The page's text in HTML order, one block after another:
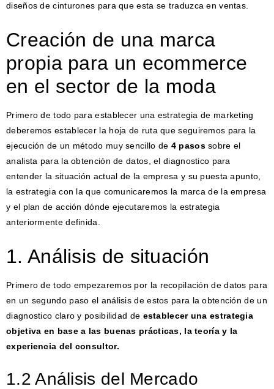
diseños de cinturones para que esta se traduzca en ventas.
Creación de una marca
propia para un ecommerce
en el sector de la moda
Primero de todo para establecer una estrategia de marketing
deberemos establecer la hoja de ruta que seguiremos para la
ejecución de un método muy sencillo de 4 pasossobre el
analista para la obtención de datos, el diagnostico para
entender la situación actual de la empresa y su puesta apunto,
la estrategia con la que comunicaremos la marca de la empresa
y el plan de acción dónde ejecutaremos la estrategia
anteriormente definida.
1. Análisis de situación
Primero de todo empezaremos por la recopilación de datos para
en un segundo paso el análisis de estos para la obtención de un
diagnostico claro y posibilidad de establecer una estrategia
objetiva en base a las buenas prácticas, la teoría y la
experiencia del consultor.
1.2 Análisis del Mercado